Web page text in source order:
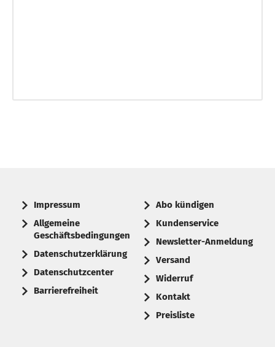
Impressum
Allgemeine
Geschäftsbedingungen
Datenschutzerklärung
Datenschutzcenter
Barrierefreiheit
Abo kündigen
Kundenservice
Newsletter-Anmeldung
Versand
Widerruf
Kontakt
Preisliste